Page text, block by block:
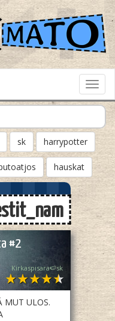
sk harrypotter
hauskat
#2
Kirkaspisara🍉sk
MUT ULOS.